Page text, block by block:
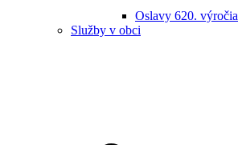
Oslavy 620. výročia
Služby v obci